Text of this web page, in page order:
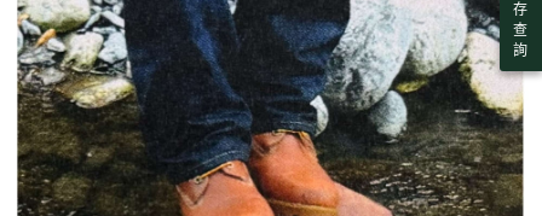
存
查
詢